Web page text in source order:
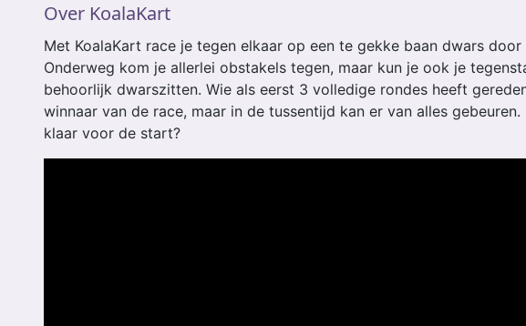
Over KoalaKart
Met KoalaKart race je tegen elkaar op een te gekke baan dwars door
Onderweg kom je allerlei obstakels tegen, maar kun je ook je
behoorlijk dwarszitten. Wie als eerst 3 volledige rondes heeft
winnaar van de race, maar in de tussentijd kan er van alles gebeuren.
klaar voor de start?